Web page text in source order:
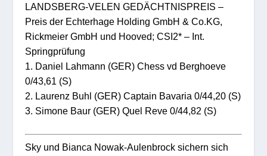
LANDSBERG-VELEN GEDÄCHTNISPREIS –
Preis der Echterhage Holding GmbH & Co.KG,
Rickmeier GmbH und Hooved; CSI2* – Int.
Springprüfung
1. Daniel Lahmann (GER) Chess vd Berghoeve
0/43,61 (S)
2. Laurenz Buhl (GER) Captain Bavaria 0/44,20 (S)
3. Simone Baur (GER) Quel Reve 0/44,82 (S)
Sky und Bianca Nowak-Aulenbrock sichern sich